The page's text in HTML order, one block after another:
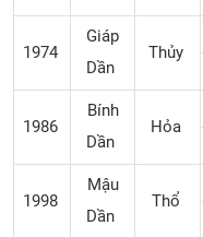
1974
Giáp
Dần
Thủy
1986
Bính
Dần
Hỏa
1998
Mậu
Dần
Thổ